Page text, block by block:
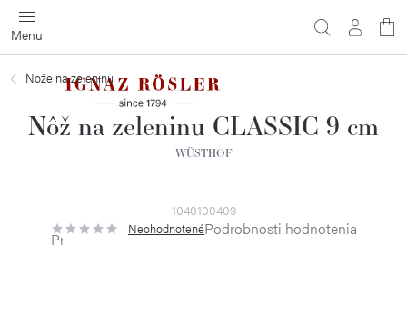
Prejsť
na
obsah
Nože na zeleninu
Nôž na zeleninu CLASSIC 9 cm
WÜSTHOF
1040100409
Priemerné
hodnotenie
NeohodnotenéPodrobnosti hodnotenia